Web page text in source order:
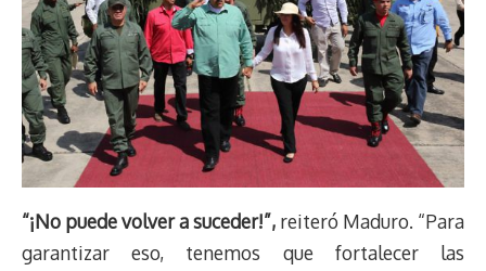
“¡No puede volver a suceder!”, reiteró Maduro. “Para
garantizar eso, tenemos que fortalecer las